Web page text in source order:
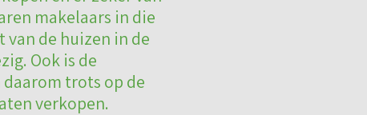
makelaars in die
de huizen in de
Ook is de
trots op de
verkopen.